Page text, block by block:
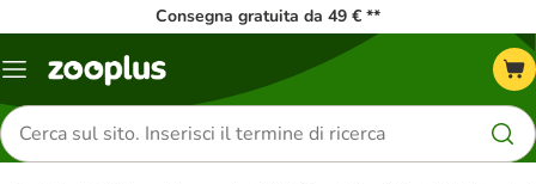
Consegna gratuita da 49 € **
Overview
Cerca
prodotti